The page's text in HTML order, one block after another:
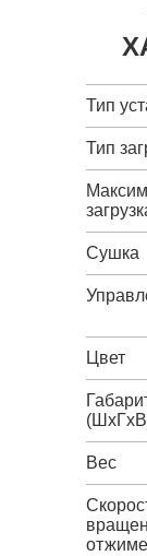
Тип
Тип
Сушка
Цвет
Вес
отжиме